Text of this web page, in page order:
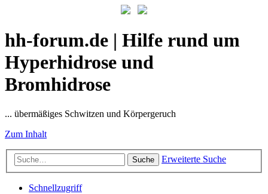
hh-forum.de | Hilfe rund um
Hyperhidrose und
Bromhidrose
... übermäßiges Schwitzen und Körpergeruch
Zum Inhalt
Suche Erweiterte Suche
Schnellzugriff